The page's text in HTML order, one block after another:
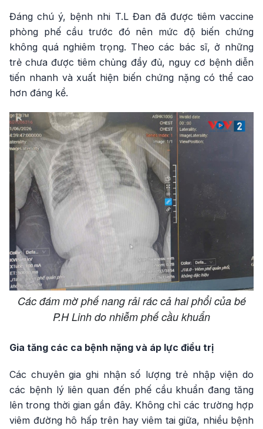
Đáng chú ý, bệnh nhi T.L Đan đã được tiêm vaccine
phòng phế cầu trước đó nên mức độ biến chứng
không quá nghiêm trọng. Theo các bác sĩ, ở những
trẻ chưa được tiêm chủng đầy đủ, nguy cơ bệnh diễn
tiến nhanh và xuất hiện biến chứng nặng có thể cao
hơn đáng kể.
Các đám mờ phế nang rải rác cả hai phổi của bé
P.H Linh do nhiễm phế cầu khuẩn
Gia tăng các ca bệnh nặng và áp lực điều trị
Các chuyên gia ghi nhận số lượng trẻ nhập viện do
các bệnh lý liên quan đến phế cầu khuẩn đang tăng
lên trong thời gian gần đây. Không chỉ các trường hợp
viêm đường hô hấp trên hay viêm tai giữa, nhiều bệnh